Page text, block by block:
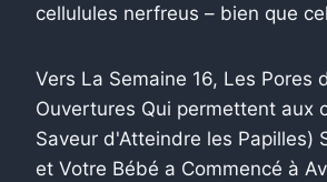
cellulules nerfreus – bien que
Vers La Semaine 16, Les Pores
Ouvertures Qui permettent aux
Saveur d'Atteindre les Papilles)
et Votre Bébé a Commencé à